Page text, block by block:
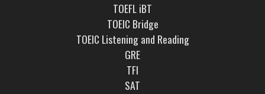
TOEFL iBT
TOEIC Bridge
TOEIC Listening and Reading
GRE
TFI
SAT